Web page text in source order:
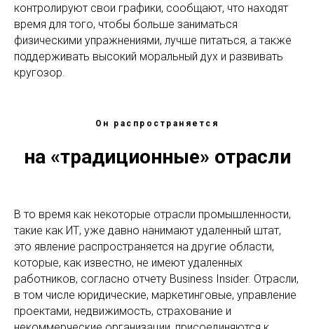
контролируют свои графики, сообщают, что находят
время для того, чтобы больше заниматься
физическими упражнениями, лучше питаться, а также
поддерживать высокий моральный дух и развивать
кругозор.
Он распространяется
на «традиционные» отрасли
В то время как некоторые отрасли промышленности,
такие как ИТ, уже давно нанимают удаленный штат,
это явление распространяется на другие области,
которые, как известно, не имеют удаленных
работников, согласно отчету Business Insider. Отрасли,
в том числе юридические, маркетинговые, управление
проектами, недвижимость, страхование и